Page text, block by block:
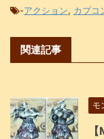
-アクション, カプコ
関連記事
モ